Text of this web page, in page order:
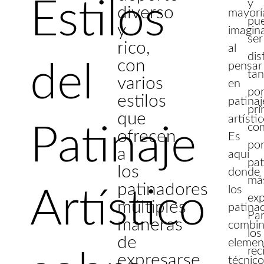
Estilos
del
Patinaje
Artístico
diverso
y
rico,
con
varios
estilos
que
ofrecen
a
los
patinadores
múltiples
maneras
de
expresarse.
al
pensar
en
Es
aquí
donde
los
y
ser
por
por
los